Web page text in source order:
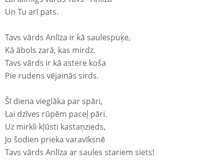
Un Tu arī pats.
Tavs vārds Anlīza ir kā saulespuķe,
Kā ābols zarā, kas mirdz.
Tavs vārds ir kā astere koša
Pie rudens vējainās sirds.
Šī diena vieglāka par spāri,
Lai dzīves rūpēm paceļ pāri.
Uz mirkli kļūsti kastaņzieds,
Jo šodien prieka varavīksnē
Tavs vārds Anlīza ar saules stariem siets!